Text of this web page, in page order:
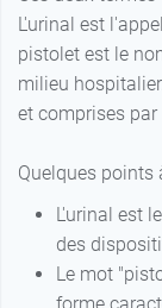
L'urinal est
pistolet est le
milieu
et comprises
Quelques points
L'urinal est
des
Le mot